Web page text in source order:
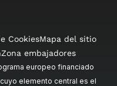
CookiesMapa del sitio
Zona embajadores
europeo financiado
elemento central es el